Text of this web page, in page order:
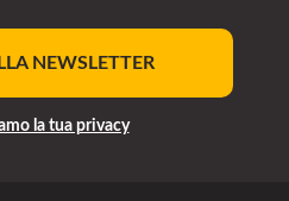
NEWSLETTER
la tua privacy